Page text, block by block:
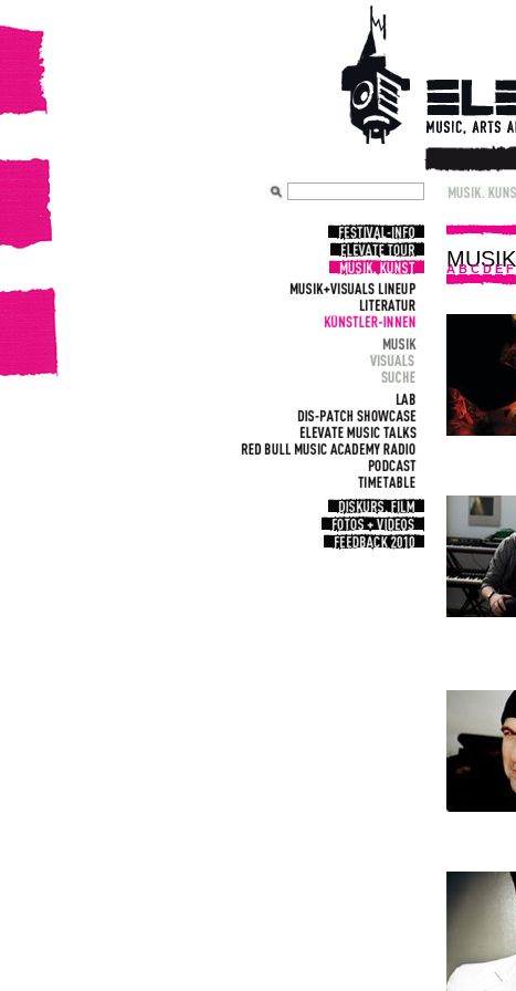
A B C D E F
MUSIK